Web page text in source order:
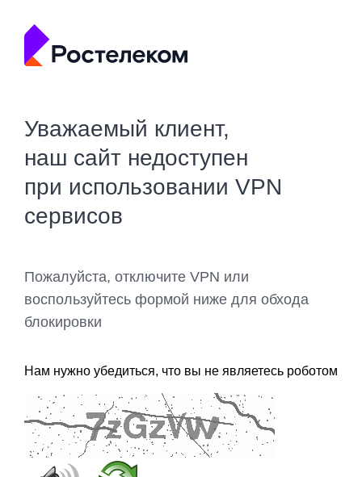
Уважаемый клиент,
наш сайт недоступен
при использовании VPN
сервисов
Пожалуйста, отключите VPN или
воспользуйтесь формой ниже для обхода
блокировки
Нам нужно убедиться, что вы не являетесь роботом